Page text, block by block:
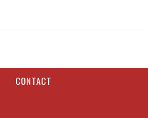
CONTACT